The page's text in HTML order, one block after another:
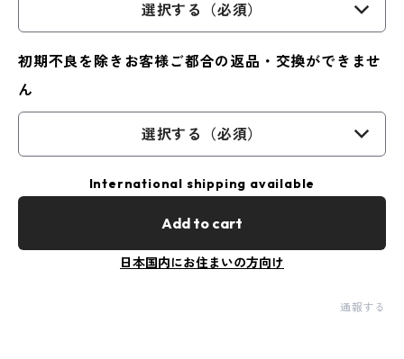
選択する（必須）
初期不良を除きお客様ご都合の返品・交換ができませ
ん
選択する（必須）
International shipping available
Add to cart
日本国内にお住まいの方向け
通報する